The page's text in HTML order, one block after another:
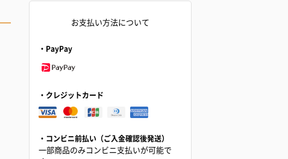
お支払い方法について
・PayPay
・クレジットカード
・コンビニ前払い（ご入金確認後発送）
一部商品のみコンビニ支払いが可能で